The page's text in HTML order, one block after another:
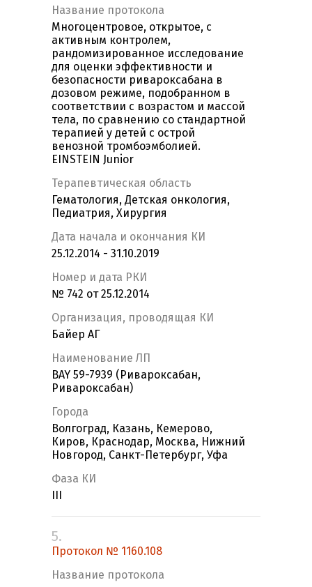
Название протокола
Многоцентровое, открытое, с
активным контролем,
рандомизированное исследование
для оценки эффективности и
безопасности ривароксабана в
дозовом режиме, подобранном в
соответствии с возрастом и массой
тела, по сравнению со стандартной
терапией у детей с острой
венозной тромбоэмболией.
EINSTEIN Junior
Терапевтическая область
Гематология, Детская онкология,
Педиатрия, Хирургия
Дата начала и окончания КИ
25.12.2014 - 31.10.2019
Номер и дата РКИ
№ 742 от 25.12.2014
Организация, проводящая КИ
Байер АГ
Наименование ЛП
BAY 59-7939 (Ривароксабан,
Ривароксабан)
Города
Волгоград, Казань, Кемерово,
Киров, Краснодар, Москва, Нижний
Новгород, Санкт-Петербург, Уфа
Фаза КИ
5.
Протокол № 1160.108
Название протокола